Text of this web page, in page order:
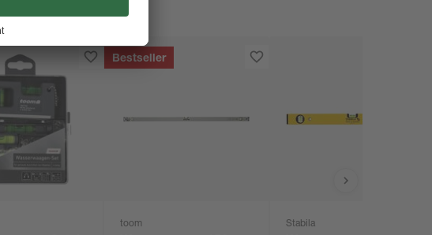
Bestseller
toom Stabila